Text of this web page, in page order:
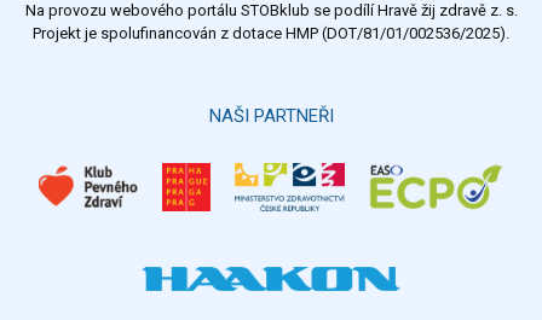
Výsledky Všechny ankety
Na provozu webového portálu STOBklub se podílí Hravě žij zdravě z. s.
Projekt je spolufinancován z dotace HMP (DOT/81/01/002536/2025).
NAŠI PARTNEŘI